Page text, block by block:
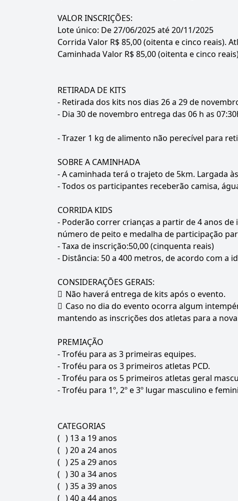
VALOR INSCRIÇÕES:
Lote único: De 27/06/2025 até 20/11/2025
Corrida Valor R$ 85,00 (oitenta e cinco reais).
Caminhada Valor R$ 85,00 (oitenta e cinco
RETIRADA DE KITS
- Retirada dos kits nos dias 26 a 29 de
- Dia 30 de novembro entrega das 06 h as
- Trazer 1 kg de alimento não perecível para
SOBRE A CAMINHADA
- A caminhada terá o trajeto de 5km. Largada
- Todos os participantes receberão camisa,
CORRIDA KIDS
- Poderão correr crianças a partir de 4 anos
número de peito e medalha de participação
- Taxa de inscrição:50,00 (cinquenta reais)
- Distância: 50 a 400 metros, de acordo com a
CONSIDERAÇÕES GERAIS:
 Não haverá entrega de kits após o evento.
 Caso no dia do evento ocorra algum
mantendo as inscrições dos atletas para a
PREMIAÇÃO
- Troféu para as 3 primeiras equipes.
- Troféu para os 3 primeiros atletas PCD.
- Troféu para os 5 primeiros atletas geral
- Troféu para 1º, 2º e 3º lugar masculino e
CATEGORIAS
( ) 13 a 19 anos
( ) 20 a 24 anos
( ) 25 a 29 anos
( ) 30 a 34 anos
( ) 35 a 39 anos
( ) 40 a 44 anos